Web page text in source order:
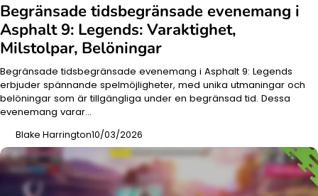
Begränsade tidsbegränsade evenemang i
Asphalt 9: Legends: Varaktighet,
Milstolpar, Belöningar
Begränsade tidsbegränsade evenemang i Asphalt 9: Legends
erbjuder spännande spelmöjligheter, med unika utmaningar och
belöningar som är tillgängliga under en begränsad tid. Dessa
evenemang varar…
Blake Harrington10/03/2026